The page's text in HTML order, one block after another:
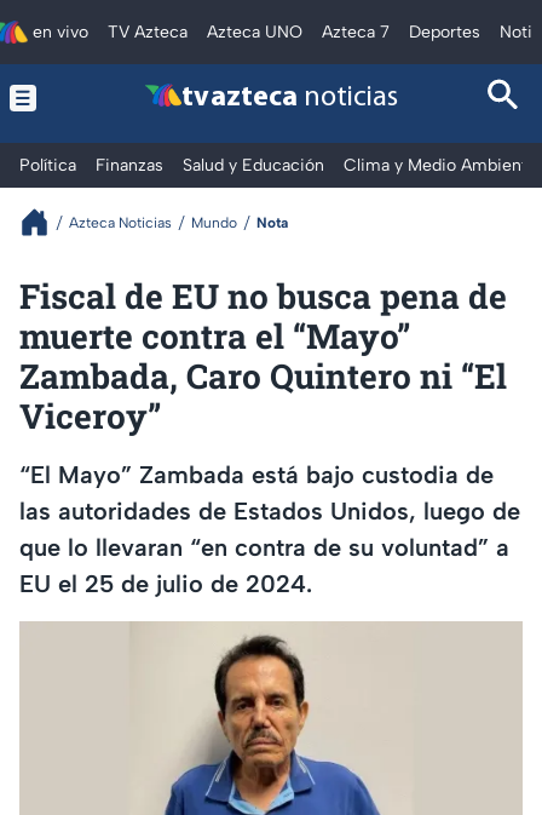
en vivo TV Azteca Azteca UNO Azteca 7 Deportes
tv azteca noticias
Política Finanzas Salud y Educación Clima y Medio Ambiente
Azteca Noticias Mundo Nota
Fiscal de EU no busca pena de
muerte contra el “Mayo”
Zambada, Caro Quintero ni “El
Viceroy”
“El Mayo” Zambada está bajo custodia de
las autoridades de Estados Unidos, luego de
que lo llevaran “en contra de su voluntad” a
EU el 25 de julio de 2024.